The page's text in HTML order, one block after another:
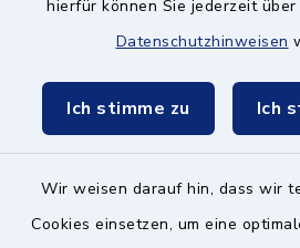
hierfür können Sie jederzeit
Datenschutzhinweisen
Ich stimme zu Ich
Wir weisen darauf hin, dass wir
Cookies einsetzen, um eine
Zweckverband München
Kontakt ins